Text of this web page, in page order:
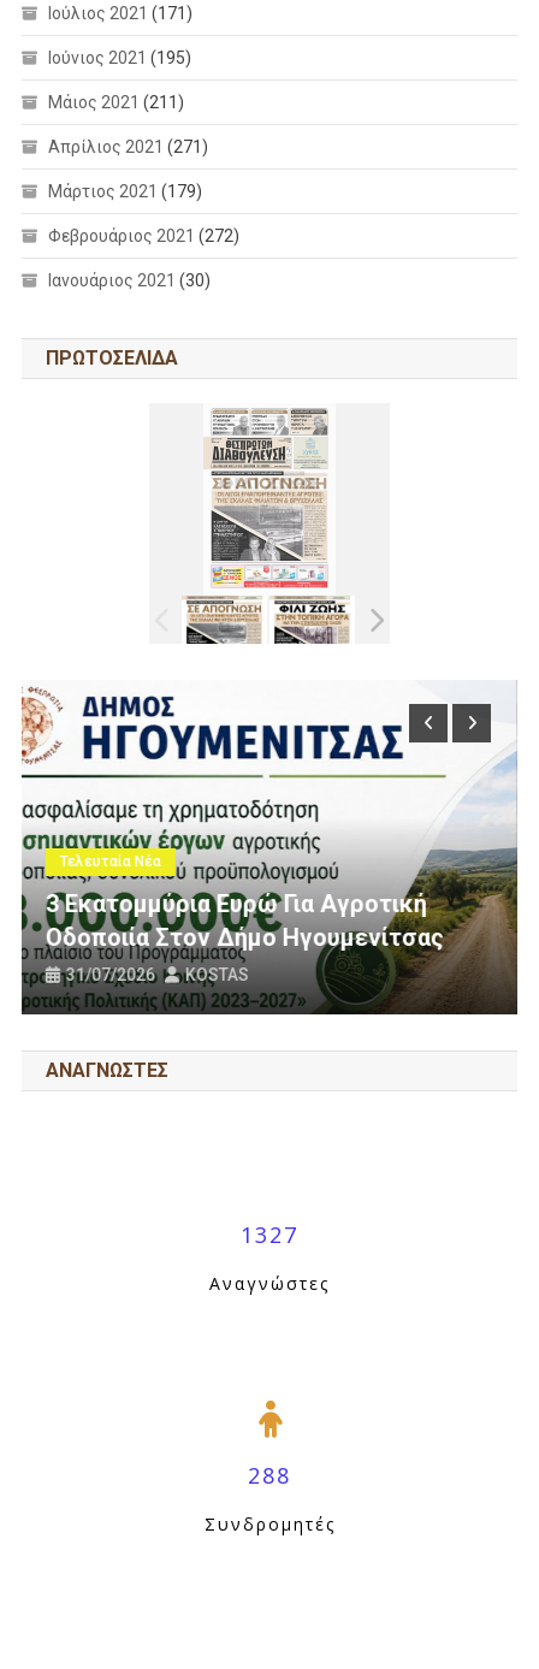
Ιούλιος 2021 (171)
Ιούνιος 2021 (195)
Μάιος 2021 (211)
Απρίλιος 2021 (271)
Μάρτιος 2021 (179)
Φεβρουάριος 2021 (272)
Ιανουάριος 2021 (30)
ΠΡΩΤΟΣΕΛΙΔΑ
Τελευταία Νέα
Πολίτες Θεσπρωτίας Ενάντια Στις
Ανεμογεννήτριες: Ποιον Ενοχλούν
Πανό Μας;
25/07/2026 KOSTAS
ΑΝΑΓΝΩΣΤΕΣ
1327
Αναγνώστες
288
Συνδρομητές